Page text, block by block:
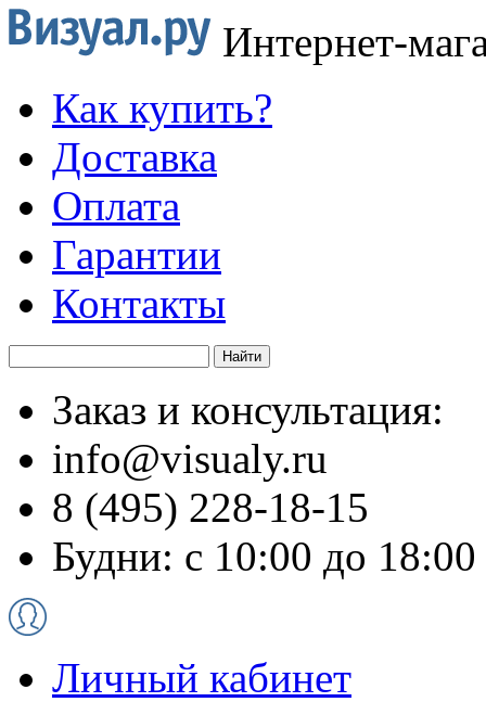
Интернет-
Как купить?
Доставка
Оплата
Гарантии
Контакты
Заказ и консультация:
info@visualy.ru
8 (495) 228-18-15
Будни: с 10:00 до 18:00
Личный кабинет